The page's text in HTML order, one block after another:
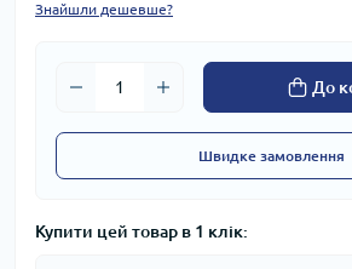
Знайшли дешевше?
До
Швидке замовлення
Купити цей товар в 1 клік: